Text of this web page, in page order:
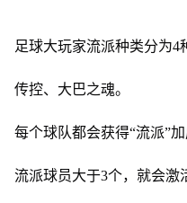
足球大玩家流派种类分为
传控、大巴之魂。
每个球队都会获得“流派”
流派球员大于3个，就会激